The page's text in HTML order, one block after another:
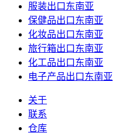
服装出口东南亚
保健品出口东南亚
化妆品出口东南亚
旅行箱出口东南亚
化工品出口东南亚
电子产品出口东南亚
关于
联系
仓库